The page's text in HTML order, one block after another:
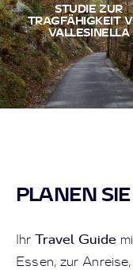
STUDIE ZUR
TRAGFÄHIGKEIT
VALLESINELLA
PLANEN
IhrTravel Guide
Essen, zur